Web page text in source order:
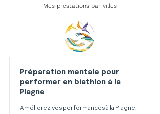
Mes prestations par villes
Préparation mentale pour
performer en biathlon à la
Plagne
Améliorez vos performances à la Plagne.